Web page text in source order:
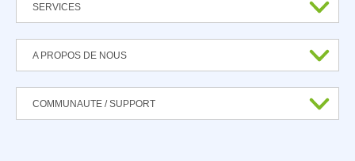
SERVICES
A PROPOS DE NOUS
COMMUNAUTE / SUPPORT